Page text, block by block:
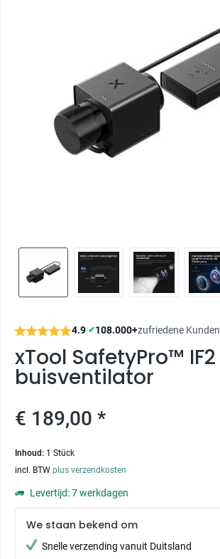
4.9|✔108.000+zufriedene Kunden
xTool SafetyPro™ IF2
buisventilator
€ 189,00 *
Inhoud: 1 Stück
incl. BTW plus verzendkosten
Levertijd: 7 werkdagen
We staan bekend om
Snelle verzending vanuit Duitsland